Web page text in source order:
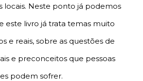
locais. Neste ponto já podemos
este livro já trata temas muito
e reais, sobre as questões de
e preconceitos que pessoas
podem sofrer.